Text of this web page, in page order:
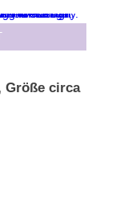
Größe circa